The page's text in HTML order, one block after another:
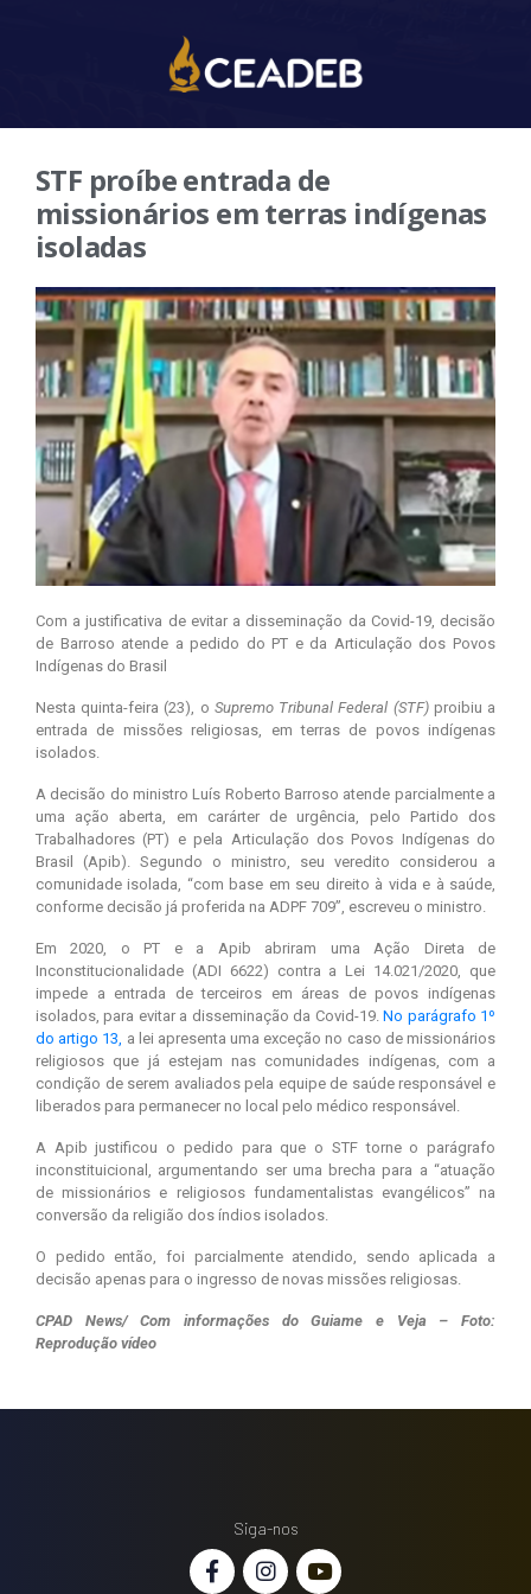
STF proíbe entrada de
missionários em terras indígenas
isoladas
Com a justificativa de evitar a disseminação da Covid-19, decisão
de Barroso atende a pedido do PT e da Articulação dos Povos
Indígenas do Brasil
Nesta quinta-feira (23), o Supremo Tribunal Federal (STF) proibiu a
entrada de missões religiosas, em terras de povos indígenas
isolados.
A decisão do ministro Luís Roberto Barroso atende parcialmente a
uma ação aberta, em carárter de urgência, pelo Partido dos
Trabalhadores (PT) e pela Articulação dos Povos Indígenas do
Brasil (Apib). Segundo o ministro, seu veredito considerou a
comunidade isolada, “com base em seu direito à vida e à saúde,
conforme decisão já proferida na ADPF 709”, escreveu o ministro.
Em 2020, o PT e a Apib abriram uma Ação Direta de
Inconstitucionalidade (ADI 6622) contra a Lei 14.021/2020, que
impede a entrada de terceiros em áreas de povos indígenas
isolados, para evitar a disseminação da Covid-19.No parágrafo 1º
do artigo 13, a lei apresenta uma exceção no caso de missionários
religiosos que já estejam nas comunidades indígenas, com a
condição de serem avaliados pela equipe de saúde responsável e
liberados para permanecer no local pelo médico responsável.
A Apib justificou o pedido para que o STF torne o parágrafo
inconstituicional, argumentando ser uma brecha para a “atuação
de missionários e religiosos fundamentalistas evangélicos” na
conversão da religião dos índios isolados.
O pedido então, foi parcialmente atendido, sendo aplicada a
decisão apenas para o ingresso de novas missões religiosas.
CPAD News/ Com informações do Guiame e Veja – Foto:
Reprodução vídeo
Siga-nos